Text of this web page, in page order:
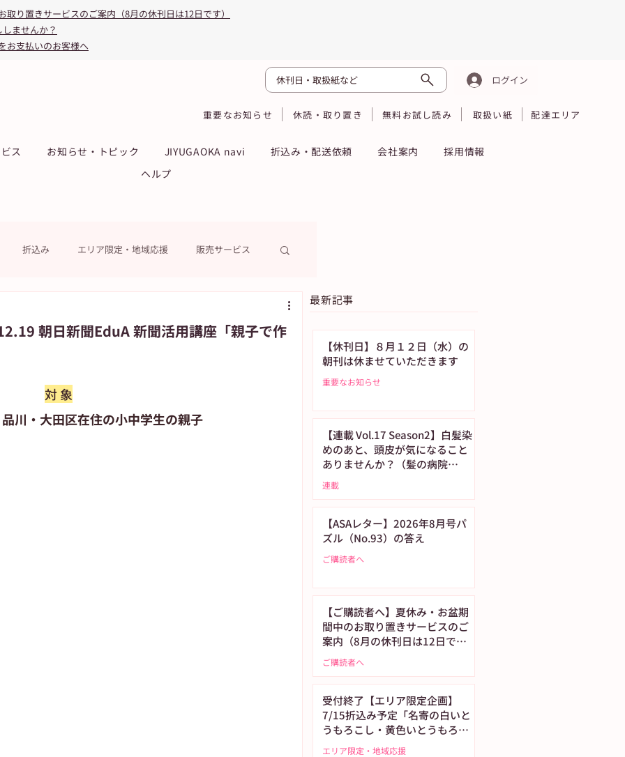
取り置きサービスのご案内（8月の休刊日は12日です）
ませんか？
お支払いのお客様へ
休刊日・取扱紙など ログイン
重要なお知らせ 休読・取り置き 無料お試し読み 取扱い紙 配達エリア
ス お知らせ・トピック JIYUGAOKA navi 折込み・配送依頼 会社案内
採用情報
ヘルプ
折込み エリア限定・地域応援 販売サービス
のブログ 高校野球
朝日新聞EduA 新聞活用講座「親子で作
対 象
川・大田区在住の小中学生の親子
最新記事
【休刊日】８月１２日（水）の
朝刊は休ませていただきます
重要なお知らせ
【連載 Vol.17 Season2】白髪染
めのあと、頭皮が気になること
ありませんか？（髪の病院
TOKYO）
連載
【ASAレター】2026年8月号パ
ズル（No.93）の答え
ご購読者へ
【ご購読者へ】夏休み・お盆期
間中のお取り置きサービスのご
案内（8月の休刊日は12日で
す）
ご購読者へ
受付終了【エリア限定企画】
7/15折込み予定「名寄の白いと
うもろこし・黄色いとうもろこ
し恵味（めぐみ）」
エリア限定・地域応援